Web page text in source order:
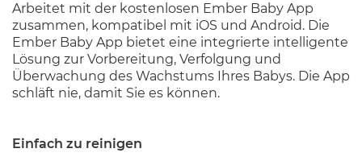
Arbeitet mit der kostenlosen Ember Baby App
zusammen, kompatibel mit iOS und Android. Die
Ember Baby App bietet eine integrierte intelligente
Lösung zur Vorbereitung, Verfolgung und
Überwachung des Wachstums Ihres Babys. Die App
schläft nie, damit Sie es können.
Einfach zu reinigen